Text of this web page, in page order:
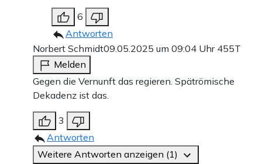
6
Antworten
Norbert Schmidt09.05.2025 um 09:04 Uhr 455T
Melden
Gegen die Vernunft das regieren. Spätrömische
Dekadenz ist das.
3
Antworten
Weitere Antworten anzeigen (1)